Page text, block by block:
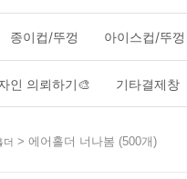
종이컵/뚜껑 아이스컵/뚜껑
인 의뢰하기🎨 기타결제창
더 > 에어홀더 너나봄 (500개)